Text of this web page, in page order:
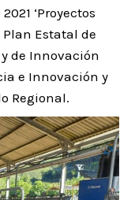
‘Proyectos
Plan Estatal de
de Innovación
e Innovación y
Regional.